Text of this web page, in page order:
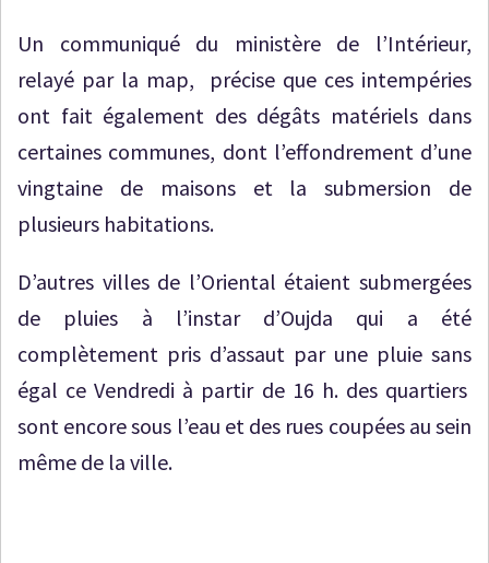
Un communiqué du ministère de l’Intérieur,
relayé par la map, précise que ces intempéries
ont fait également des dégâts matériels dans
certaines communes, dont l’effondrement d’une
vingtaine de maisons et la submersion de
plusieurs habitations.
D’autres villes de l’Oriental étaient submergées
de pluies à l’instar d’Oujda qui a été
complètement pris d’assaut par une pluie sans
égal ce Vendredi à partir de 16 h. des quartiers
sont encore sous l’eau et des rues coupées au sein
même de la ville.